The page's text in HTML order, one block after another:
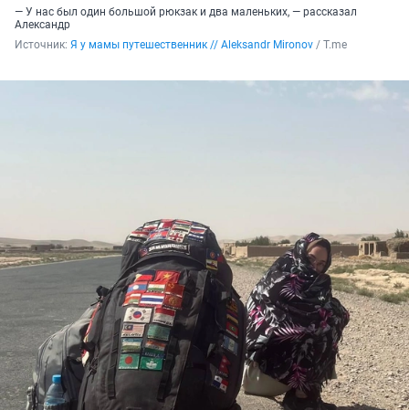
— У нас был один большой рюкзак и два маленьких, — рассказал
Александр
Источник: Я у мамы путешественник // Aleksandr Mironov / Т.me